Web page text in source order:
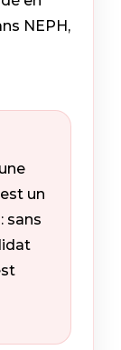
NEPH,
un
sans